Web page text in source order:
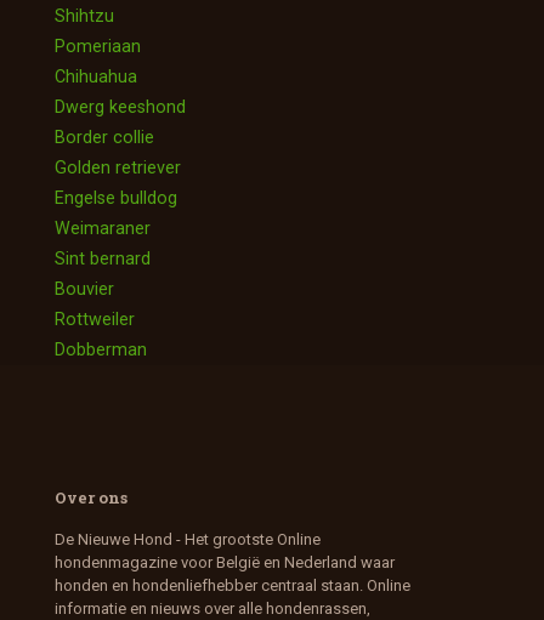
Shihtzu
Pomeriaan
Chihuahua
Dwerg keeshond
Border collie
Golden retriever
Engelse bulldog
Weimaraner
Sint bernard
Bouvier
Rottweiler
Dobberman
Over ons
De Nieuwe Hond - Het grootste Online
hondenmagazine voor België en Nederland waar
honden en hondenliefhebber centraal staan. Online
informatie en nieuws over alle hondenrassen,